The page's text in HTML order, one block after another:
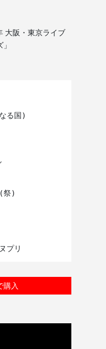
大阪・東京ライブ
る国)
祭)
購入